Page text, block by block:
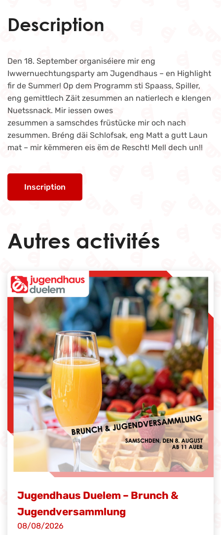
Description
Den 18. September organiséiere mir eng
Iwwernuechtungsparty am Jugendhaus – en Highlight
fir de Summer! Op dem Programm sti Spaass, Spiller,
eng gemittlech Zäit zesummen an natierlech e klengen
Nuetssnack. Mir iessen owes
zesummen a samschdes früstücke mir och nach
zesummen. Bréng däi Schlofsak, eng Matt a gutt Laun
mat – mir këmmeren eis ëm de Rescht! Mell dech un!!
Inscription
Autres activités
Jugendhaus Duelem – Brunch &
Jugendversammlung
08/08/2026